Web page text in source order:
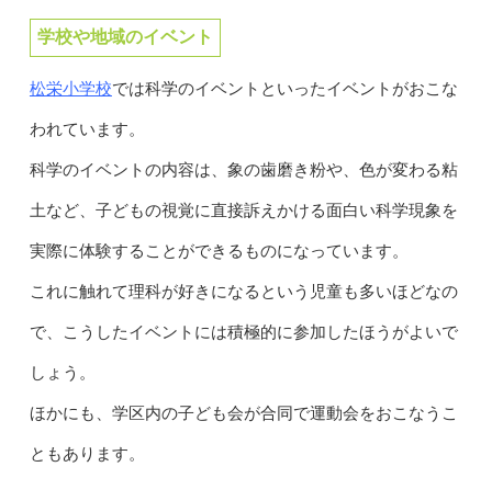
学校や地域のイベント
松栄小学校では科学のイベントといったイベントがおこな
われています。
科学のイベントの内容は、象の歯磨き粉や、色が変わる粘
土など、子どもの視覚に直接訴えかける面白い科学現象を
実際に体験することができるものになっています。
これに触れて理科が好きになるという児童も多いほどなの
で、こうしたイベントには積極的に参加したほうがよいで
しょう。
ほかにも、学区内の子ども会が合同で運動会をおこなうこ
ともあります。